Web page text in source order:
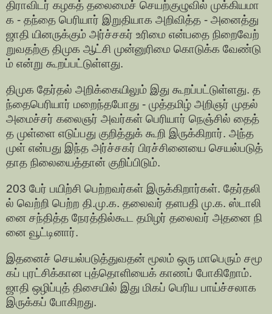
திராவிடர் கழகத் தலைமைச் செயற்குழுவில் முக்கியமா
க - தந்தை பெரியார் இறுதியாக அறிவித்த - அனைத்து
ஜாதி யினருக்கும் அர்ச்சகர் உரிமை என்பதை நிறைவேற்
றுவதற்கு திமுக ஆட்சி முன்னுரிமை கொடுக்க வேண்டு
ம் என்று கூறப்பட்டுள்ளது.
திமுக தேர்தல் அறிக்கையிலும் இது கூறப்பட்டுள்ளது. த
ந்தைபெரியார் மறைந்தபோது - முத்தமிழ் அறிஞர் முதல்
அமைச்சர் கலைஞர் அவர்கள் பெரியார் நெஞ்சில் தைத்
த முள்ளை எடுப்பது குறித்துக் கூறி இருக்கிறார். அந்த
முள் என்பது இந்த அர்ச்சகர் பிரச்சினையை செயல்படுத்
தாத நிலையைத்தான் குறிப்பிடும்.
203 பேர் பயிற்சி பெற்றவர்கள் இருக்கிறார்கள். தேர்தலி
ல் வெற்றி பெற்ற தி.மு.க. தலைவர் தளபதி மு.க. ஸ்டாலி
னை சந்தித்த நேரத்தில்கூட தமிழர் தலைவர் அதனை நி
னை வூட்டினார்.
இதனைச் செயல்படுத்துவதன் மூலம் ஒரு மாபெரும் சமூ
கப் புரட்சிக்கான புத்தொளியைக் காணப் போகிறோம்.
ஜாதி ஒழிப்புத் திசையில் இது மிகப் பெரிய பாய்ச்சலாக
இருக்கப் போகிறது.